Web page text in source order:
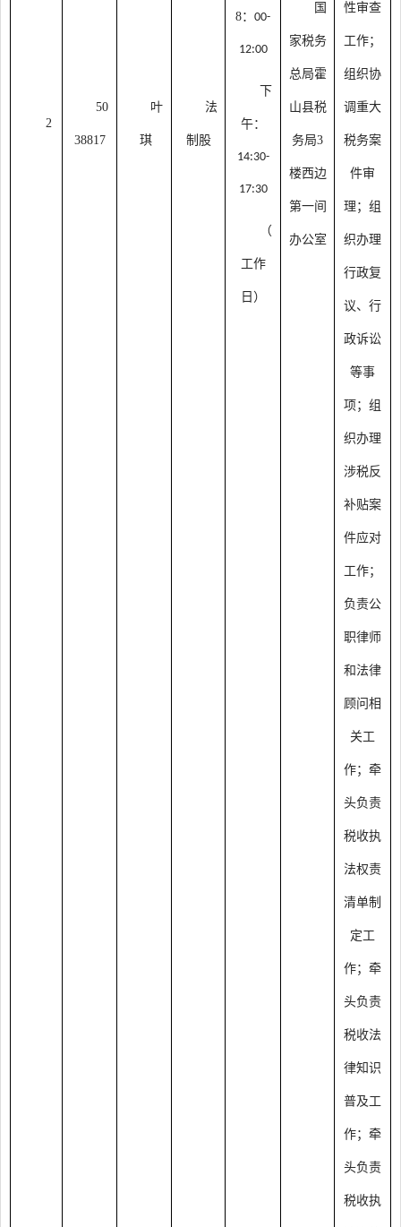
2
50
38817
叶
琪
法
制股
8： 00-
12:00
下
午：
14:30-
17:30
（
工作
日）
国
家税务
总局霍
山县税
务局3
楼西边
第一间
办公室
性审查
工作；
组织协
调重大
税务案
件审
理；组
织办理
行政复
议、行
政诉讼
等事
项；组
织办理
涉税反
补贴案
件应对
工作；
负责公
职律师
和法律
顾问相
关工
作；牵
头负责
税收执
法权责
清单制
定工
作；牵
头负责
税收法
律知识
普及工
作；牵
头负责
税收执